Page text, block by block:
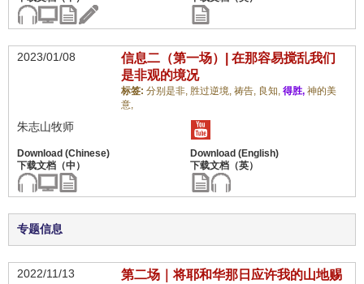
2023/01/08
信息二（第一场）| 在那容易搅乱我们
是非观的境况
标签: 分别是非, 胜过逆境, 祷告, 良知, 得胜, 神的美
意,
朱志山牧师
专题信息
2022/11/13
第二场｜将耶和华那日应许我的山地赐